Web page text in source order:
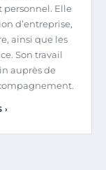
Elle
d’entreprise,
ainsi que les
Son travail
auprès de
›